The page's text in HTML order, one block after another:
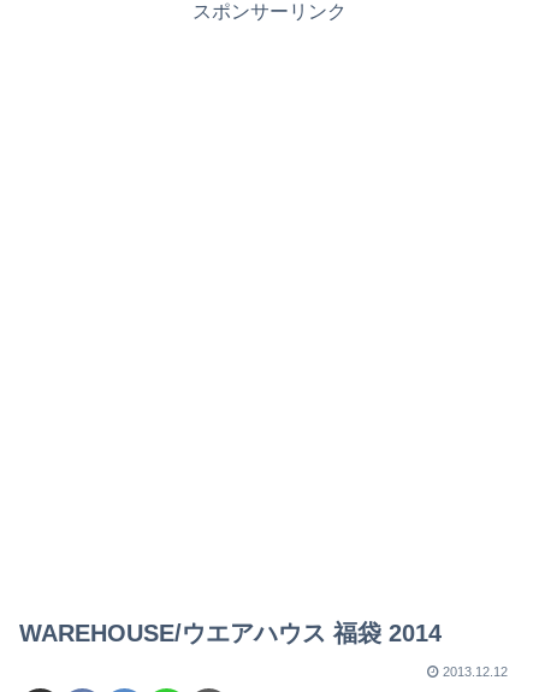
スポンサーリンク
WAREHOUSE/ウエアハウス 福袋 2014
2013.12.12